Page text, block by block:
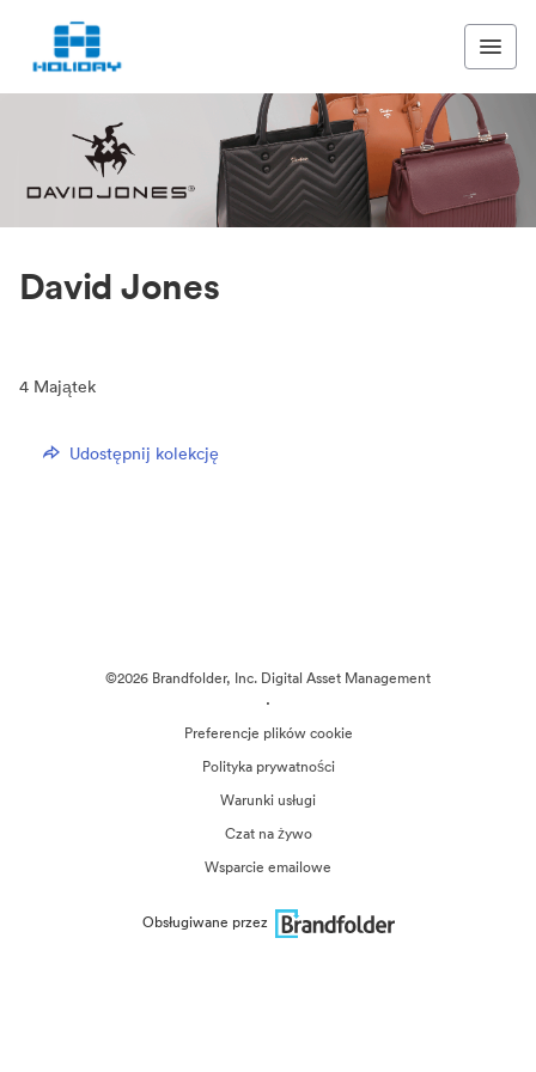
David Jones
4 Majątek
Udostępnij kolekcję
©2026 Brandfolder, Inc. Digital Asset Management
·
Preferencje plików cookie
Polityka prywatności
Warunki usługi
Czat na żywo
Wsparcie emailowe
Obsługiwane przez